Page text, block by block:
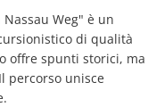
Weg" è un
di qualità
offre spunti storici, ma
percorso unisce